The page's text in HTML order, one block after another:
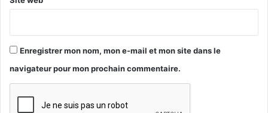
Enregistrer mon nom, mon e-mail et mon site dans le
navigateur pour mon prochain commentaire.